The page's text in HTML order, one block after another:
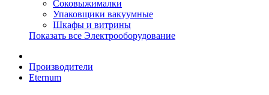
Соковыжималки
Упаковщики вакуумные
Шкафы и витрины
Показать все Электрооборудование
Производители
Eternum